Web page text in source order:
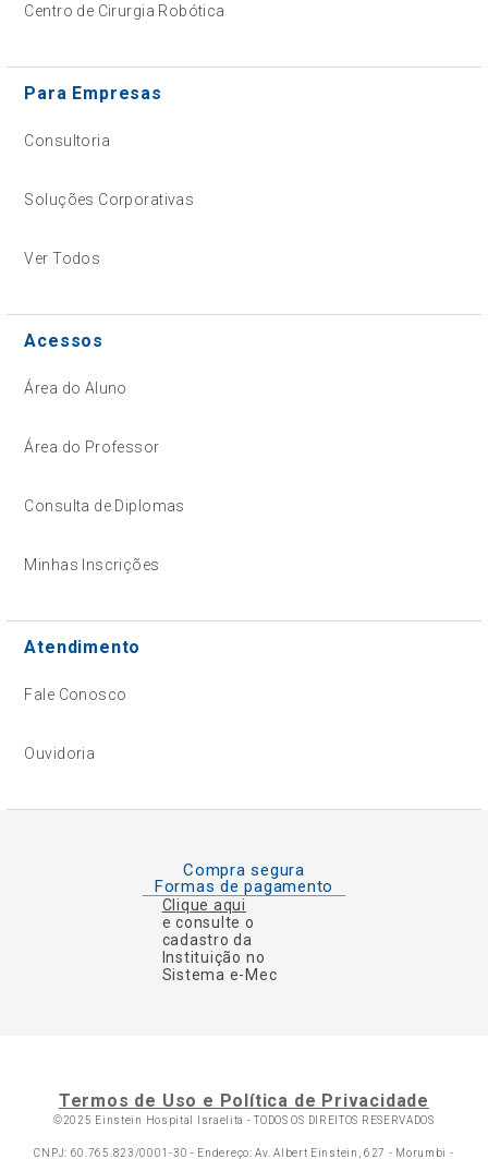
Centro de Cirurgia Robótica
Para Empresas
Consultoria
Soluções Corporativas
Ver Todos
Acessos
Área do Aluno
Área do Professor
Consulta de Diplomas
Minhas Inscrições
Atendimento
Fale Conosco
Ouvidoria
Compra segura
Formas de pagamento
Clique aqui
e consulte o
cadastro da
Instituição no
Sistema e-Mec
Termos de Uso e Política de Privacidade
©2025 Einstein Hospital Israelita -TODOS OS DIREITOS RESERVADOS
CNPJ: 60.765.823/0001-30 - Endereço: Av. Albert Einstein, 627 - Morumbi -